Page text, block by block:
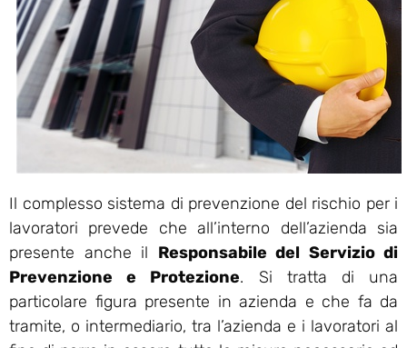
Il complesso sistema di prevenzione del rischio per i
lavoratori prevede che all’interno dell’azienda sia
presente anche il Responsabile del Servizio di
Prevenzione e Protezione. Si tratta di una
particolare figura presente in azienda e che fa da
tramite, o intermediario, tra l’azienda e i lavoratori al